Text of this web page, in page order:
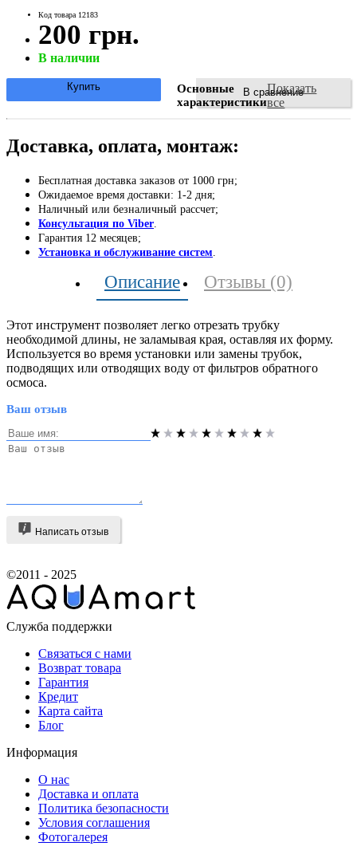
Код товара 12183
200 грн.
В наличии
В сравнение
Купить
Основные
характеристики
Показать
все
Доставка, оплата, монтаж:
Бесплатная доставка заказов от 1000 грн;
Ожидаемое время доставки: 1-2 дня;
Наличный или безналичный рассчет;
Консультация по Viber
Гарантия 12 месяцев;
Установка и обслуживание систем
Описание Отзывы (0)
Этот инструмент позволяет легко отрезать трубку
необходимой длины, не заламывая края, оставляя их форму.
Используется во время установки или замены трубок,
подводящих или отводящих воду от фильтров обратного
осмоса.
Ваш отзыв
Написать отзыв
©2011 - 2025
Служба поддержки
Связаться с нами
Возврат товара
Гарантия
Кредит
Карта сайта
Блог
Информация
О нас
Доставка и оплата
Политика безопасности
Условия соглашения
Фотогалерея